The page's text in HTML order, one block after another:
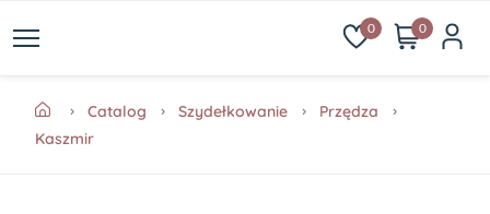
0 0
Catalog Szydełkowanie
Przędza
Kaszmir